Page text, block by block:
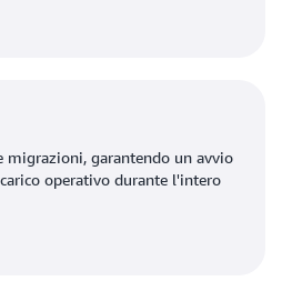
migrazioni, garantendo un avvio
operativo durante l'intero